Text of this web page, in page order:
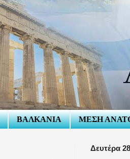
ΒΑΛΚΑΝΙΑ ΜΕΣΗ
Δευτέρα